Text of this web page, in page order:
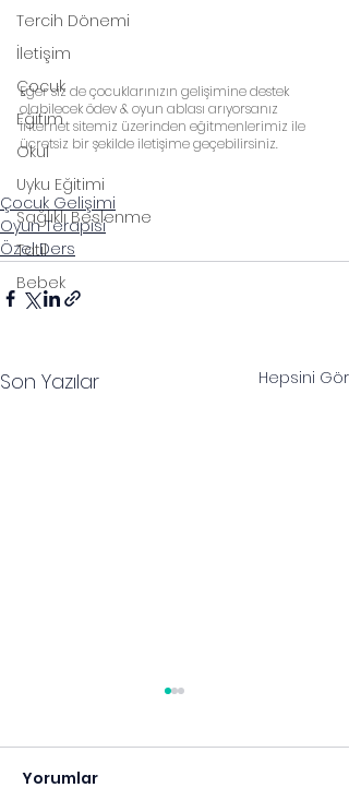
Tercih Dönemi
İletişim
Çocuk
Eğitim
Okul
Uyku Eğitimi
Sağlıklı Beslenme
Tatil
Bebek
Eğer siz de çocuklarınızın gelişimine destek
olabilecek ödev & oyun ablası arıyorsanız
internet sitemiz üzerinden eğitmenlerimiz ile
ücretsiz bir şekilde iletişime geçebilirsiniz.
Çocuk Gelişimi
Oyun Terapisi
Özel Ders
Son Yazılar Hepsini Gör
Yorumlar